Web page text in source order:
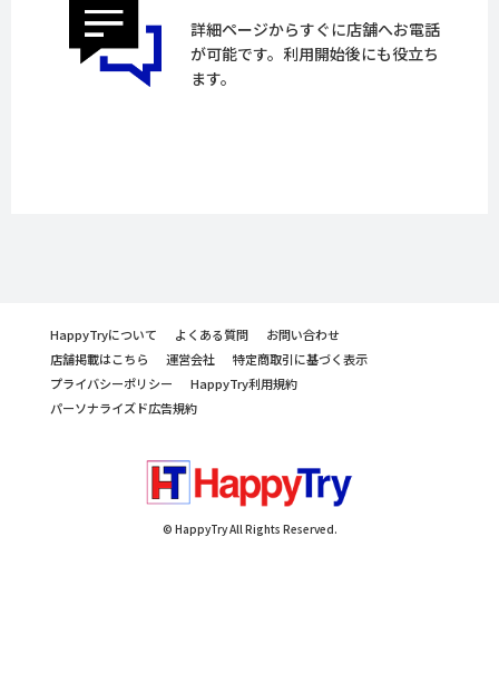
詳細ページからすぐに店舗へお電話
が可能です。利用開始後にも役立ち
ます。
HappyTryについて よくある質問
お問い合わせ
店舗掲載はこちら
運営会社
特定商取引に基づく表示
プライバシーポリシー
HappyTry利用規約
パーソナライズド広告規約
© HappyTry All Rights Reserved.